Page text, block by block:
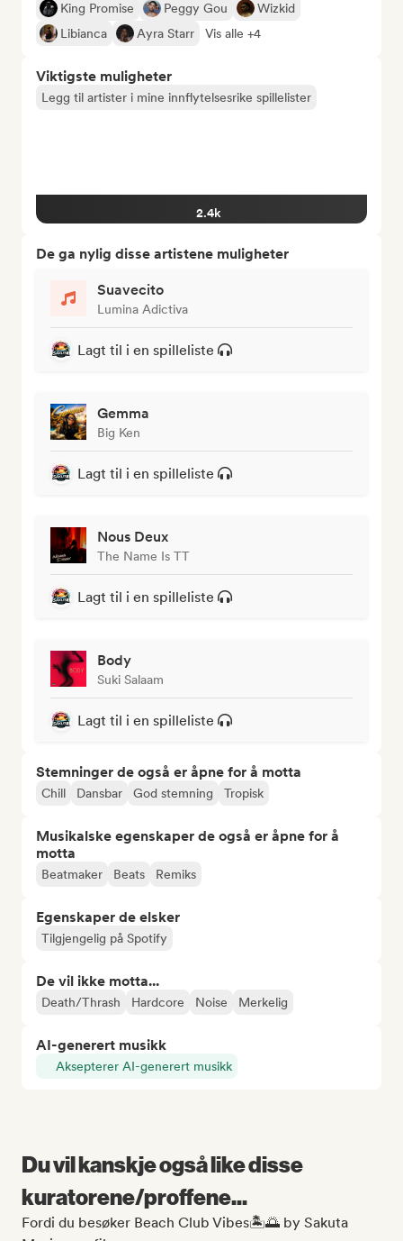
King Promise
Peggy Gou
Wizkid
Libianca
Ayra Starr Vis alle +4
Viktigste muligheter
Legg til artister i mine innflytelsesrike spillelister
2.4k
De ga nylig disse artistene muligheter
Suavecito
Lumina Adictiva
Lagt til i en spilleliste
Gemma
Big Ken
Lagt til i en spilleliste
Nous Deux
The Name Is TT
Lagt til i en spilleliste
Body
Suki Salaam
Lagt til i en spilleliste
Stemninger de også er åpne for å motta
Chill Dansbar God stemning Tropisk
Musikalske egenskaper de også er åpne for å
motta
Beatmaker Beats Remiks
Egenskaper de elsker
Tilgjengelig på Spotify
De vil ikke motta...
Death/Thrash Hardcore Noise Merkelig
AI-generert musikk
Aksepterer AI-generert musikk
Du vil kanskje også like disse
kuratorene/proffene...
Fordi du besøker Beach Club Vibes🏝️🌅 by Sakuta